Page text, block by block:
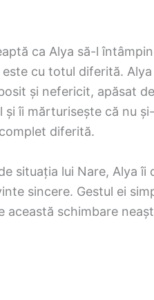
ca Alya să-l
cu totul diferită.
și nefericit, apăsat
îi mărturisește că nu
diferită.
situația lui Nare, Alya îi
sincere. Gestul ei
această schimbare